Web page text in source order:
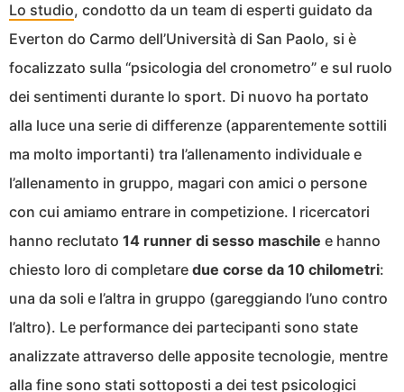
Lo studio, condotto da un team di esperti guidato da
Everton do Carmo dell’Università di San Paolo, si è
focalizzato sulla “psicologia del cronometro” e sul ruolo
dei sentimenti durante lo sport. Di nuovo ha portato
alla luce una serie di differenze (apparentemente sottili
ma molto importanti) tra l’allenamento individuale e
l’allenamento in gruppo, magari con amici o persone
con cui amiamo entrare in competizione. I ricercatori
hanno reclutato 14 runner di sesso maschile e hanno
chiesto loro di completare due corse da 10 chilometri:
una da soli e l’altra in gruppo (gareggiando l’uno contro
l’altro). Le performance dei partecipanti sono state
analizzate attraverso delle apposite tecnologie, mentre
alla fine sono stati sottoposti a dei test psicologici